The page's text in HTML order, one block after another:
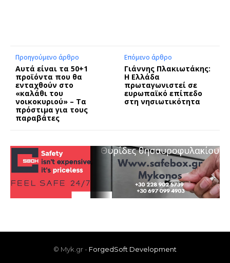
Προηγούμενο άρθρο
Αυτά είναι τα 50+1
προϊόντα που θα
ενταχθούν στο
«καλάθι του
νοικοκυριού» – Τα
πρόστιμα για τους
παραβάτες
Επόμενο άρθρο
Γιάννης Πλακιωτάκης:
Η Ελλάδα
πρωταγωνιστεί σε
ευρωπαϊκό επίπεδο
στη νησιωτικότητα
© Myk.gr - ForgedSoft Development